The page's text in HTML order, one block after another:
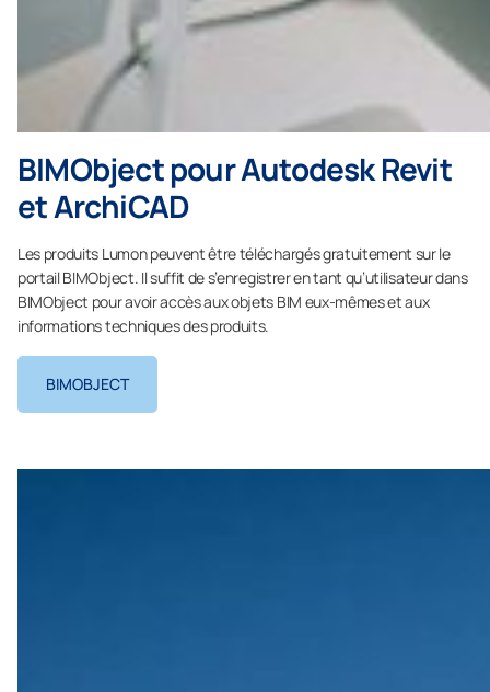
BIMObject pour Autodesk Revit
et ArchiCAD
Les produits Lumon peuvent être téléchargés gratuitement sur le
portail BIMObject. Il suffit de s’enregistrer en tant qu’utilisateur dans
BIMObject pour avoir accès aux objets BIM eux-mêmes et aux
informations techniques des produits.
BIMOBJECT